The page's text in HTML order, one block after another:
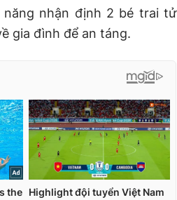
năng nhận định 2 bé trai tử
gia đình để an táng.